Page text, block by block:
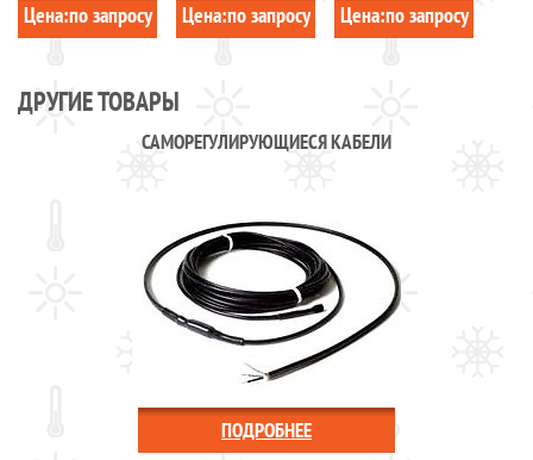
Цена:по запросу Цена:по запросу Цена:по запросу
ДРУГИЕ ТОВАРЫ
САМОРЕГУЛИРУЮЩИЕСЯ КАБЕЛИ
ПОДРОБНЕЕ